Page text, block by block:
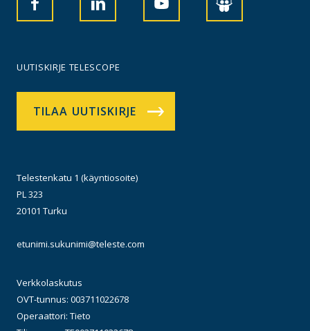
UUTISKIRJE TELESCOPE
TILAA UUTISKIRJE
Telestenkatu 1 (käyntiosoite)
PL 323
20101 Turku
etunimi.sukunimi@teleste.com
Verkkolaskutus
OVT-tunnus: 003711022678
Operaattori: Tieto